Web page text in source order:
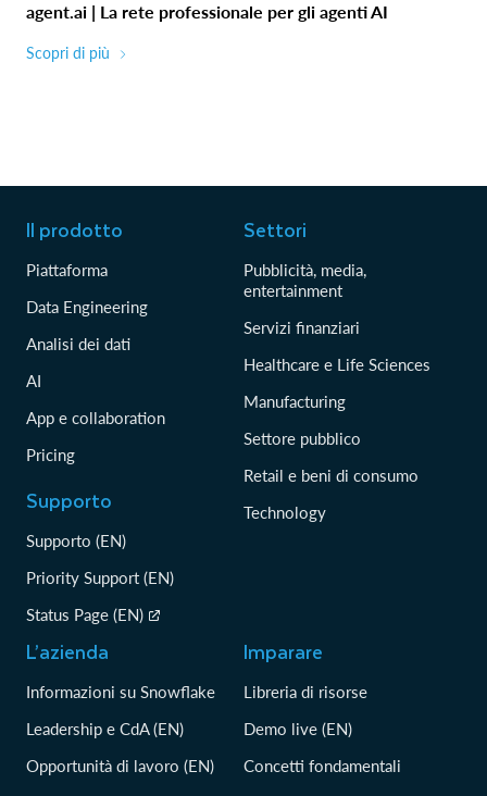
agent.ai | La rete professionale per gli agenti AI
Scopri di più
Il prodotto
Piattaforma
Data Engineering
Analisi dei dati
AI
App e collaboration
Pricing
Supporto
Supporto (EN)
Priority Support (EN)
Status Page (EN)
Settori
Pubblicità, media,
entertainment
Servizi finanziari
Healthcare e Life Sciences
Manufacturing
Settore pubblico
Retail e beni di consumo
Technology
L’azienda
Informazioni su Snowflake
Leadership e CdA (EN)
Opportunità di lavoro (EN)
Imparare
Libreria di risorse
Demo live (EN)
Concetti fondamentali